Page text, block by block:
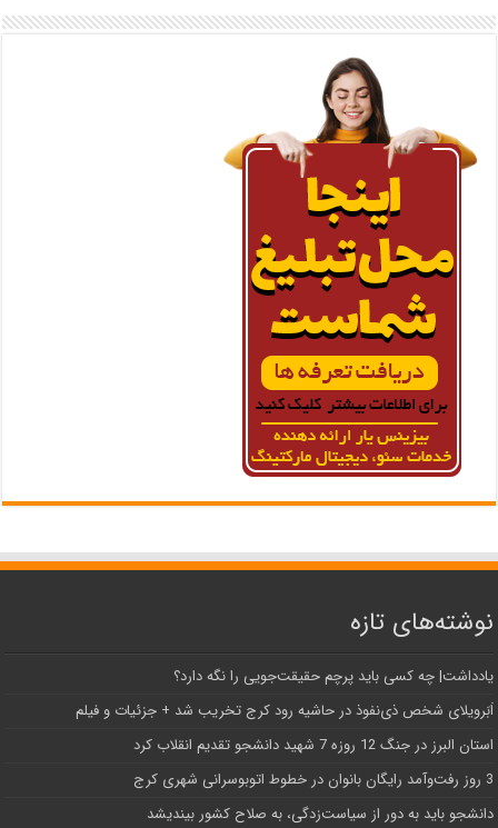
نوشته‌های تازه
یادداشت| ‌چه کسی باید پرچم حقیقت‌جویی را نگه دارد؟
اَبَر‌ویلای شخص ذی‌نفوذ در حاشیه‌ رود کرج تخریب شد + جزئیات و فیلم
استان البرز در جنگ 12 روزه 7 شهید دانشجو تقدیم انقلاب کرد
3 روز رفت‌وآمد رایگان بانوان در خطوط اتوبوسرانی شهری کرج
دانشجو باید به دور از سیاست‌زدگی، به صلاح کشور بیندیشد